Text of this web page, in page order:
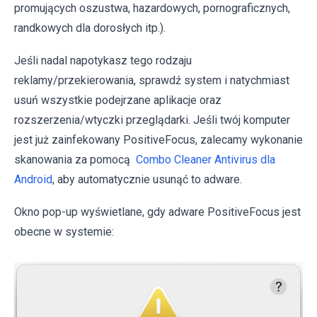
promujących oszustwa, hazardowych, pornograficznych,
randkowych dla dorosłych itp.).
Jeśli nadal napotykasz tego rodzaju
reklamy/przekierowania, sprawdź system i natychmiast
usuń wszystkie podejrzane aplikacje oraz
rozszerzenia/wtyczki przeglądarki. Jeśli twój komputer
jest już zainfekowany PositiveFocus, zalecamy wykonanie
skanowania za pomocą Combo Cleaner Antivirus dla
Android, aby automatycznie usunąć to adware.
Okno pop-up wyświetlane, gdy adware PositiveFocus jest
obecne w systemie: